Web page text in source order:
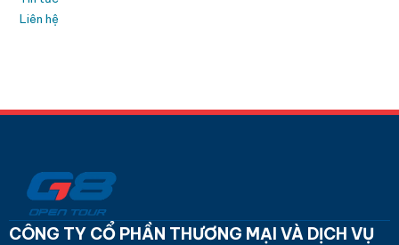
Liên hệ
CÔNG TY CỔ PHẦN THƯƠNG MẠI VÀ DỊCH VỤ